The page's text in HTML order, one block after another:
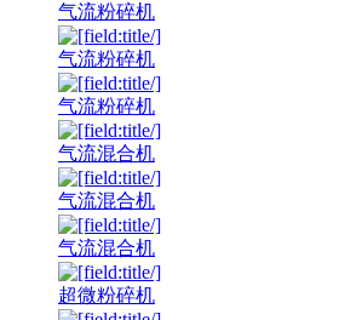
气流粉碎机
气流粉碎机
气流粉碎机
气流混合机
气流混合机
气流混合机
超微粉碎机